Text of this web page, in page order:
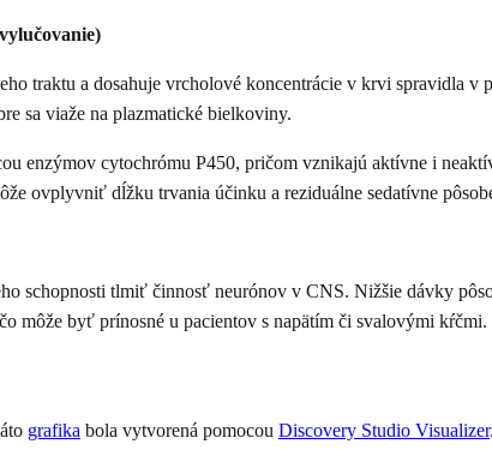
traktu a dosahuje vrcholové koncentrácie v krvi spravidla
sa viaže na plazmatické bielkoviny.
enzýmov cytochrómu P450, pričom vznikajú aktívne i
ovplyvniť dĺžku trvania účinku a reziduálne sedatívne
schopnosti tlmiť činnosť neurónov v CNS. Nižšie dávky
môže byť prínosné u pacientov s napätím či svalovými
grafika bola vytvorená pomocou Discovery Studio Visualizer